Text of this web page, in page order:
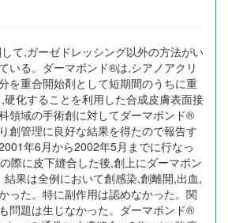
て,ガーゼドレッシング以外の方法がい
いる。ダーマボンド®は,シアノアクリ
を重合開始剤として短期間のうちに重
化することを利用した合成皮膚表面接
領域の手術創に対してダーマボンド®
創管理に良好な結果を得たので報告す
年6月から2002年5月までに行なっ
際に皮下縫合した後,創上にダーマボン
結果は全例において創感染,創離開,出血,
った。特に副作用は認めなかった。関
問題は生じなかった。ダーマボンド®